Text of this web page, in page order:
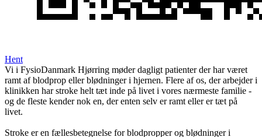
Hent
Vi i FysioDanmark Hjørring møder dagligt patienter der har været
ramt af blodprop eller blødninger i hjernen. Flere af os, der arbejder i
klinikken har stroke helt tæt inde på livet i vores nærmeste familie -
og de fleste kender nok en, der enten selv er ramt eller er tæt på
livet.
Stroke er en fællesbetegnelse for blodpropper og blødninger i